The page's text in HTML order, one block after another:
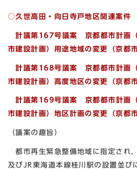
○久世高田・向日寺戸地区関連案件
計議第167号議案 京都都市計画（
市建設計画）用途地域の変更（京都
計議第168号議案 京都都市計画（
市建設計画）高度地区の変更（京都
計議第169号議案 京都都市計画（
市建設計画）地区計画の変更（京都
（議案の趣旨）
都市再生緊急整備地域に指定され
及びJR東海道本線桂川駅の設置並び